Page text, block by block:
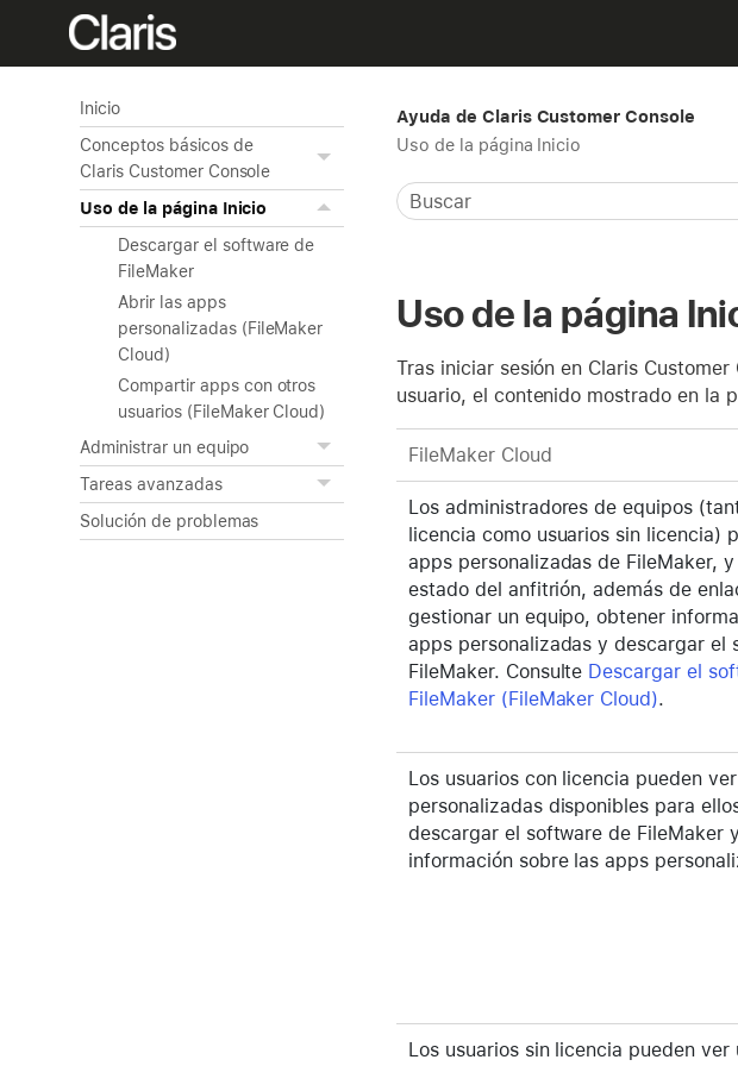
Inicio
Conceptos básicos de
Claris Customer Console
Uso de la página Inicio
Descargar el software de
FileMaker
Abrir las apps
personalizadas (FileMaker
Cloud)
Compartir apps con otros
usuarios (FileMaker Cloud)
Administrar un equipo
Tareas avanzadas
Solución de problemas
Ayuda de Claris Customer Console
Uso de la página Inicio
Uso de la página
Tras iniciar sesión en Claris
usuario, el contenido mostrado en la
FileMaker Cloud
Los administradores de equipos
licencia como usuarios sin licencia)
apps personalizadas de FileMaker,
estado del anfitrión, además de
gestionar un equipo, obtener
apps personalizadas y descargar el
FileMaker. Consulte Descargar el
FileMaker (FileMaker Cloud).
Los usuarios con licencia pueden
personalizadas disponibles para
descargar el software de FileMaker
información sobre las apps
Los usuarios sin licencia pueden ver